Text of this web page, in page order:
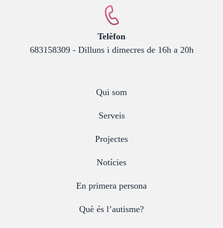
Telèfon
683158309 - Dilluns i dimecres de 16h a 20h
Qui som
Serveis
Projectes
Notícies
En primera persona
Què és l’autisme?